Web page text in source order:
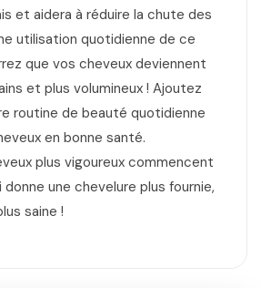
et aidera à réduire la chute des
utilisation quotidienne de ce
que vos cheveux deviennent
et plus volumineux ! Ajoutez
routine de beauté quotidienne
en bonne santé.
plus vigoureux commencent
une chevelure plus fournie,
saine !